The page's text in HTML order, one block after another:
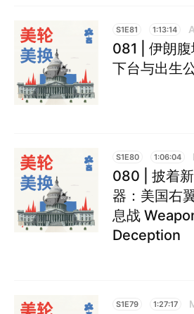
S1E81 1:13:14
081 | 伊朗
下台与出生
S1E80 1:06:04
080 | 披着
器：美国右
息战
Deception
S1E79 1:27:17